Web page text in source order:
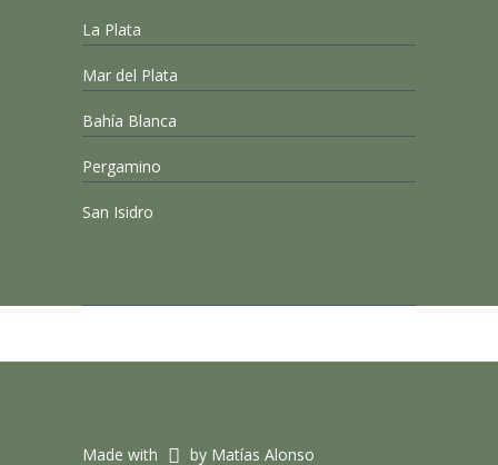
La Plata
Mar del Plata
Bahía Blanca
Pergamino
San Isidro
Made with by Matías Alonso